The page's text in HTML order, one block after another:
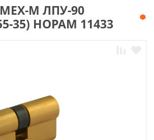
М ЛПУ-90
35) НОРАМ 11433